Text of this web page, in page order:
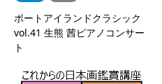
ポートアイランドクラシック
vol.41 生熊 茜ピアノコンサー
ト